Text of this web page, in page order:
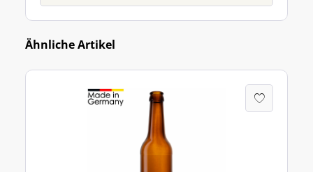
Ähnliche Artikel